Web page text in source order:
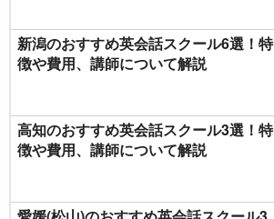
新潟のおすすめ英会話スクール6選！特
徴や費用、講師について解説
高知のおすすめ英会話スクール3選！特
徴や費用、講師について解説